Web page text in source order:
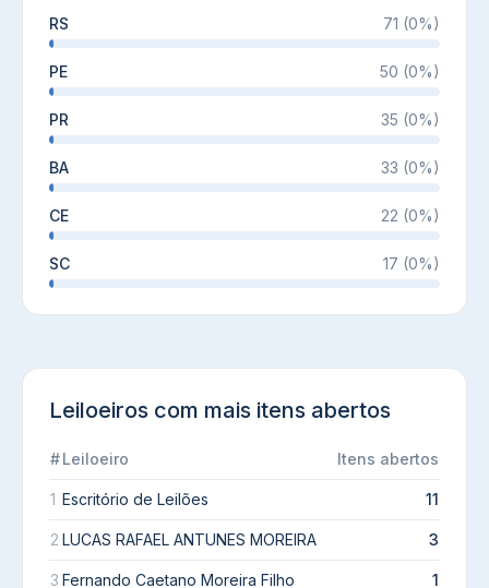
RS 71 (0%)
PE 50 (0%)
PR 35 (0%)
BA 33 (0%)
CE 22 (0%)
SC 17 (0%)
Leiloeiros com mais itens abertos
#Leiloeiro Itens abertos
1 Escritório de Leilões 11
2 LUCAS RAFAEL ANTUNES MOREIRA 3
3 Fernando Caetano Moreira Filho 1